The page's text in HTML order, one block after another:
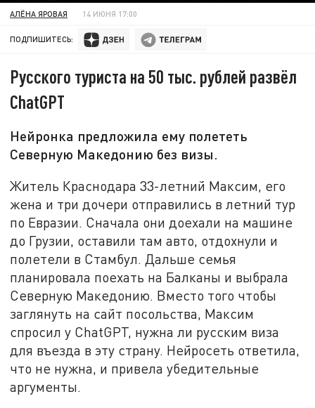
АЛЁНА ЯРОВАЯ 14 ИЮНЯ 17:00
ПОДПИШИТЕСЬ:
Русского туриста на 50 тыс. рублей развёл
ChatGPT
Нейронка предложила ему полететь
Северную Македонию без визы.
Житель Краснодара 33-летний Максим, его
жена и три дочери отправились в летний тур
по Евразии. Сначала они доехали на машине
до Грузии, оставили там авто, отдохнули и
полетели в Стамбул. Дальше семья
планировала поехать на Балканы и выбрала
Северную Македонию. Вместо того чтобы
заглянуть на сайт посольства, Максим
спросил у ChatGPT, нужна ли русским виза
для въезда в эту страну. Нейросеть ответила,
что не нужна, и привела убедительные
аргументы.